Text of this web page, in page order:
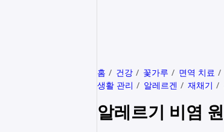
홈 건강 꽃가루 면역 치료
생활 관리
알레르겐 재채기
알레르기 비염